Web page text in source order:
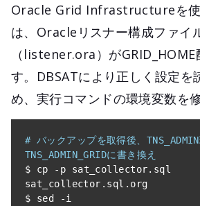
Oracle Grid Infrastructureを使
は、Oracleリスナー構成ファイ
（listener.ora）がGRID_HOME
す。DBSATにより正しく設定を
め、実行コマンドの環境変数を
# バックアップを取得後、
TNS_ADMIN_GRIDに書き換え
$ cp
- p sat_collector. sql
sat_collector . sql . org
$ sed
-i